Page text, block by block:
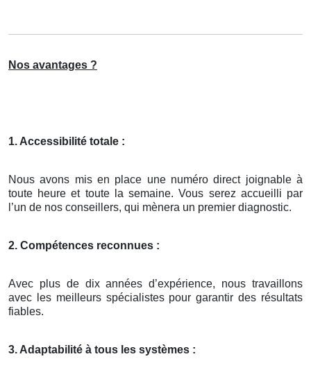
Nos avantages ?
1. Accessibilité totale :
Nous avons mis en place une numéro direct joignable à
toute heure et toute la semaine. Vous serez accueilli par
l’un de nos conseillers, qui mènera un premier diagnostic.
2. Compétences reconnues :
Avec plus de dix années d’expérience, nous travaillons
avec les meilleurs spécialistes pour garantir des résultats
fiables.
3. Adaptabilité à tous les systèmes :